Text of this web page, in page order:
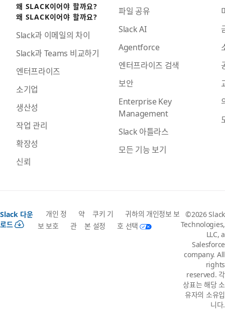
왜 SLACK이어야 할까요?
왜 SLACK이어야 할까요?
Slack과 이메일의 차이
Slack과 Teams 비교하기
엔터프라이즈
소기업
생산성
작업 관리
확장성
신뢰
파일 공유
Slack AI
Agentforce
엔터프라이즈 검색
보안
Enterprise Key
Management
Slack 아틀라스
모든 기능 보기
Slack 다운
로드
개인 정
보 보호
약
관
쿠키 기
본 설정
귀하의 개인정보 보
호 선택
©2026 Slack
Technologies,
LLC, a
Salesforce
company. All
rights
reserved. 각
상표는 해당 소
유자의 소유입
니다.